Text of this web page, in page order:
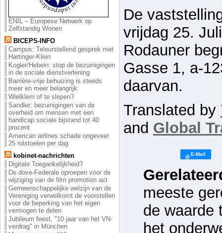
ENIL – Europese Netwerk op
Zelfstandig Wonen
BICEPS-INFO
Campus: Teleurstellend gesprek met
Hartinger-Klein
Kogler/Hebein: stop de bezuinigingen
in de sociale dienstverlening
Barrière-vrije behuizing is steeds
meer en meer belangrijk
Wielklem of te slepen?
Sandler: bezuinigingen van de
overheid om mensen met een
handicap sociale bijstand tot 40
procent
American airlines schade ongeveer
25 rolstoelen per dag
kobinet-nachrichten
Digitale Toegankelijkheid?
De dove-Federale oproepen voor de
wijziging van de film promotion act
Gemeenschappelijke welzijn van de
Vereniging verwelkomt de voorstellen
voor de beperking van het eigen
vermogen te delen
Jubileum feest, "10 jaar van het VN-
verdrag" in München
De
vrijdag 25.
Rodauner
Gasse 1, a-
daarvan.
Translated by
and Global
meeste
de waarde
het